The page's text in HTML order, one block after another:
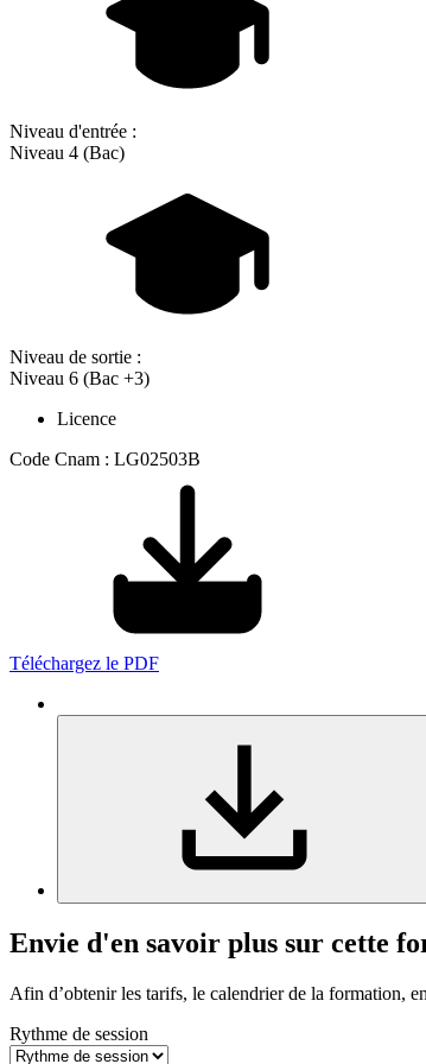
Niveau d'entrée :
Niveau 4 (Bac)
Niveau de sortie :
Niveau 6 (Bac +3)
Licence
Code Cnam : LG02503B
Téléchargez le PDF
Envie d'en savoir plus sur cette
Afin d’obtenir les tarifs, le calendrier de la formation,
Rythme de session